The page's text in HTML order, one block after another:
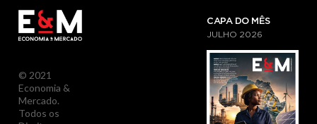
© 2021
Economia &
Mercado.
Todos os
CAPA DO MÊS
JULHO 2026